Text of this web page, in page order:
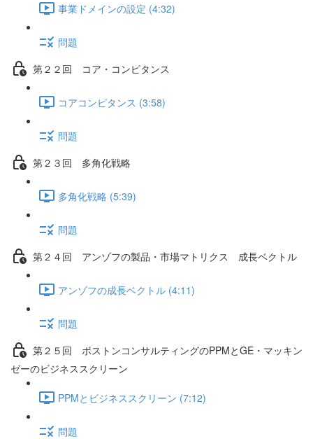
事業ドメインの設定 (4:32)
問題
第２２回 コア・コンピタンス
コアコンピタンス (3:58)
問題
第２３回 多角化戦略
多角化戦略 (5:39)
問題
第２４回 アンゾフの製品・市場マトリクス 成長ベクトル
アンゾフの成長ベクトル (4:11)
問題
第２５回 ボストンコンサルティングのPPMとGE・マッキン
ゼーのビジネススクリーン
PPMとビジネススクリーン (7:12)
問題